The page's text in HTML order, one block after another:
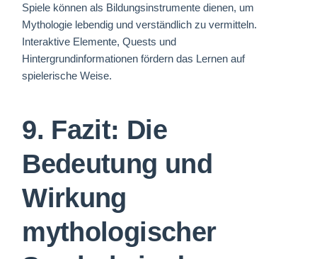
Spiele können als Bildungsinstrumente dienen, um
Mythologie lebendig und verständlich zu vermitteln.
Interaktive Elemente, Quests und
Hintergrundinformationen fördern das Lernen auf
spielerische Weise.
9. Fazit: Die
Bedeutung und
Wirkung
mythologischer